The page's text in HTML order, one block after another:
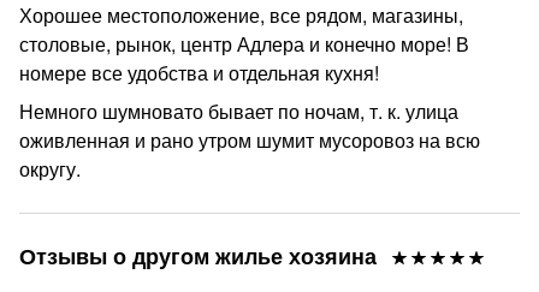
Хорошее местоположение, все рядом, магазины,
столовые, рынок, центр Адлера и конечно море! В
номере все удобства и отдельная кухня!
Немного шумновато бывает по ночам, т. к. улица
оживленная и рано утром шумит мусоровоз на всю
округу.
Отзывы о другом жилье хозяина